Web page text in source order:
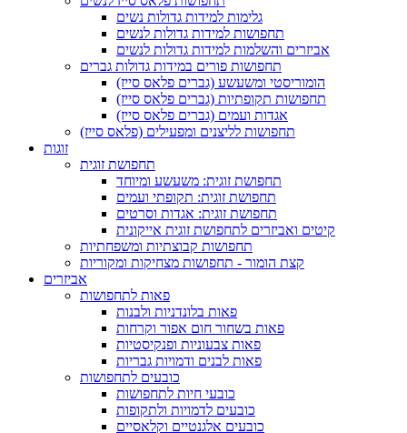
גלימות למידות גדולות נשים
תחפושות למידות גדולות לנשים
אביזרים והשלמות למידות גדולות לנשים
תחפושות פורים במידות גדולות גברים
הומוריסטי ומשעשע (גברים פלאס סייז)
תחפושות תקופתיות (גברים פלאס סייז)
אגדות ועמים (גברים פלאס סייז)
תחפושות לליצנים ומפעילים (פלאס סייז)
זוגות
תחפושת זוגית
תחפושת זוגית: משעשע ומיוחד
תחפושת זוגית: תקופתי ועמים
תחפושת זוגית: אגדות וסרטים
קיטים ואביזרים לתחפושת זוגית אייקונית
תחפושות קבוצתיות ומשפחתיות
קצת הומור - תחפושות מצחיקות ומקוריות
אביזרים
פאות לתחפושות
פאות בלונדניות ולבנות
פאות בשחור חום אפור וקרחות
פאות צבעוניות ופנקיסטיות
פאות לבנים ודמויות גבריות
כובעים לתחפושות
כובעי חיות לתחפושות
כובעים לדמויות ולתקופות
כובעים אלגנטיים וקלאסיים